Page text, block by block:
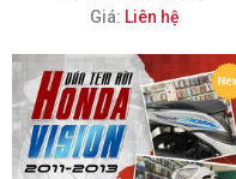
Giá: Liên hệ